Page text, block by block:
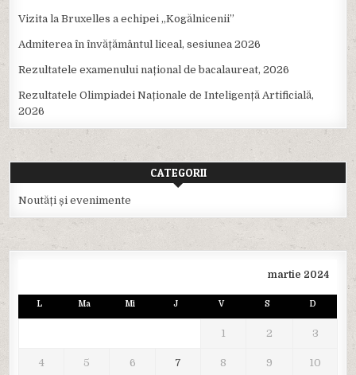
Vizita la Bruxelles a echipei ,,Kogălnicenii”
Admiterea în învățământul liceal, sesiunea 2026
Rezultatele examenului național de bacalaureat, 2026
Rezultatele Olimpiadei Naționale de Inteligență Artificială,
2026
CATEGORII
Noutăți și evenimente
martie 2024
L Ma Mi J V S D
1 2 3
4 5 6 7 8 9 10